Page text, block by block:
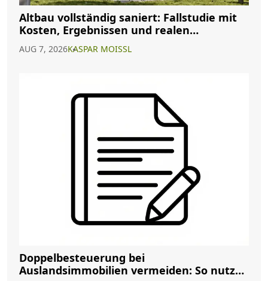
Altbau vollständig saniert: Fallstudie mit
Kosten, Ergebnissen und realen
AUG 7, 2026KASPAR MOISSL
Doppelbesteuerung bei
Auslandsimmobilien vermeiden: So nutzen